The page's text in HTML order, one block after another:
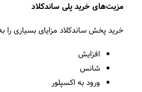
مزیت‌های خرید پلی ساندکلاد
خرید پخش ساندکلاد مزایای بسیاری را
افزایش
شانس
ورود به اکسپلور